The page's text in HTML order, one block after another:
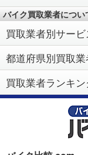
バイク買取業者につい
買取業者別サー
都道府県別買取
買取業者ランキ